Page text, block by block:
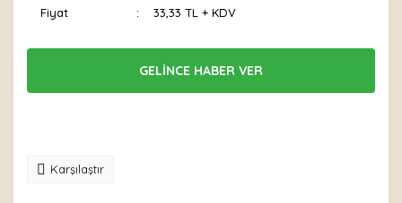
Fiyat 33,33 TL + KDV
GELİNCE HABER VER
Karşılaştır